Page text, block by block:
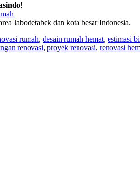
!
Jabodetabek dan kota besar Indonesia.
rumah, desain rumah hemat, estimasi
renovasi, proyek renovasi, renovasi